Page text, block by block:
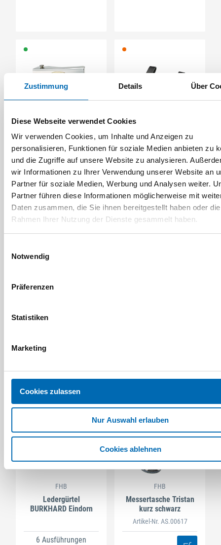
Zustimmung Details Über
Diese Webseite verwendet Cookies
Wir verwenden Cookies, um Inhalte und Anzeigen zu
personalisieren, Funktionen für soziale Medien anbieten zu
und die Zugriffe auf unsere Website zu analysieren.
wir Informationen zu Ihrer Verwendung unserer Website an
Partner für soziale Medien, Werbung und Analysen weiter.
Partner führen diese Informationen möglicherweise mit
Daten zusammen, die Sie ihnen bereitgestellt haben oder
Rahmen Ihrer Nutzung der Dienste gesammelt haben.
Notwendig
Präferenzen
Statistiken
Marketing
Cookies zulassen
Nur Auswahl erlauben
Cookies ablehnen
FHB
Koppelschloss
Zimmermann HEIKO
Artikel-Nr. AS.03475
Nageltasche Franz
Artikel-Nr. AS.09100
Zunfthose KLAUS
FHB
Ledergürtel
BURKHARD Eindorn
6 Ausführungen
FHB
Messertasche Tristan
kurz schwarz
Artikel-Nr. AS.00617